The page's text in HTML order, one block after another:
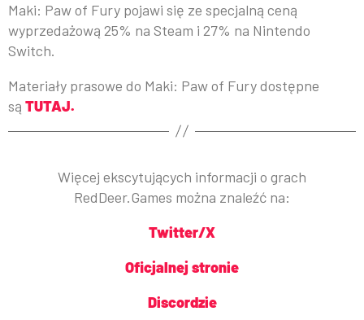
Maki: Paw of Fury pojawi się ze specjalną ceną
wyprzedażową 25% na Steam i 27% na Nintendo
Switch.
Materiały prasowe do Maki: Paw of Fury dostępne
są TUTAJ.
Więcej ekscytujących informacji o grach
RedDeer.Games można znaleźć na:
Twitter/X
Oficjalnej stronie
Discordzie